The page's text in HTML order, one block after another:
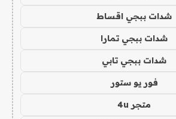
شدات ببجي اقساط
شدات ببجي تمارا
شدات ببجي تابي
فور يو ستور
متجر 4u